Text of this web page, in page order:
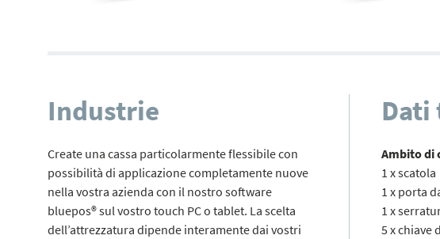
Industrie
Create una cassa particolarmente flessibile con
possibilità di applicazione completamente nuove
nella vostra azienda con il nostro software
bluepos® sul vostro touch PC o tablet. La scelta
dell’attrezzatura dipende interamente dai vostri
Dati
Ambito di
1 x scatola
1 x porta
1 x
5 x chiave